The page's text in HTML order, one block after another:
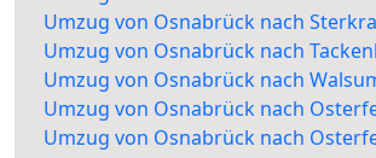
Umzug von Osnabrück nach
Umzug von Osnabrück nach
Umzug von Osnabrück nach
Umzug von Osnabrück nach
Umzug von Osnabrück nach